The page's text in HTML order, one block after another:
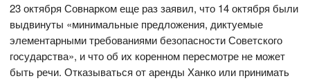
23 октября Совнарком еще раз заявил, что 14 октября были
выдвинуты «минимальные предложения, диктуемые
элементарными требованиями безопасности Советского
государства», и что об их коренном пересмотре не может
быть речи. Отказываться от аренды Ханко или принимать